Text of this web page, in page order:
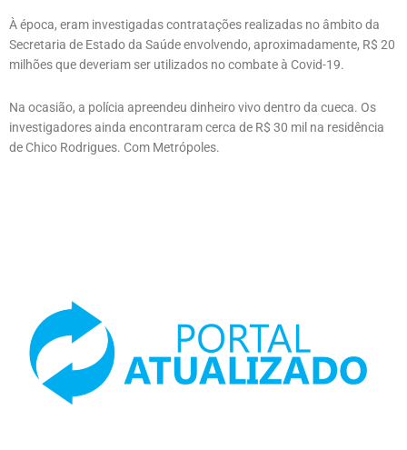
À época, eram investigadas contratações realizadas no âmbito da
Secretaria de Estado da Saúde envolvendo, aproximadamente, R$ 20
milhões que deveriam ser utilizados no combate à Covid-19.
Na ocasião, a polícia apreendeu dinheiro vivo dentro da cueca. Os
investigadores ainda encontraram cerca de R$ 30 mil na residência
de Chico Rodrigues. Com Metrópoles.